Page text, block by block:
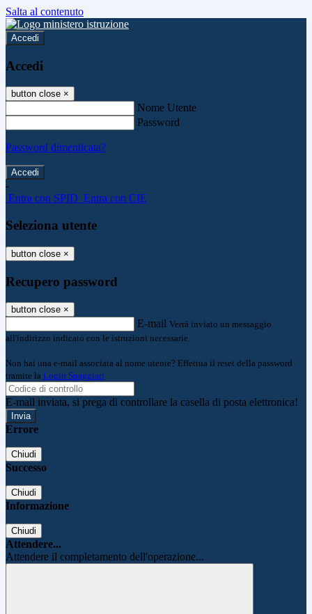
Salta al contenuto
Accedi
Accedi
button close ×
Nome Utente
Password
Password dimenticata?
-
Entra con SPID Entra con CIE
Seleziona utente
button close ×
Recupero password
button close ×
E-mail Verrà inviato un messaggio
all'indirizzo indicato con le istruzioni necessarie.
Non hai una e-mail associata al nome utente? Effettua il reset della password
tramite la Login Spaggiari
E-mail inviata, si prega di controllare la casella di posta elettronica!
Errore
Chiudi
Successo
Chiudi
Informazione
Chiudi
Attendere...
Attendere il completamento dell'operazione...